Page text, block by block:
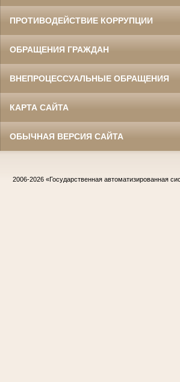
ПРОТИВОДЕЙСТВИЕ КОРРУПЦИИ
ОБРАЩЕНИЯ ГРАЖДАН
ВНЕПРОЦЕССУАЛЬНЫЕ ОБРАЩЕНИЯ
КАРТА САЙТА
ОБЫЧНАЯ ВЕРСИЯ САЙТА
2006-2026 «Государственная автоматизированная